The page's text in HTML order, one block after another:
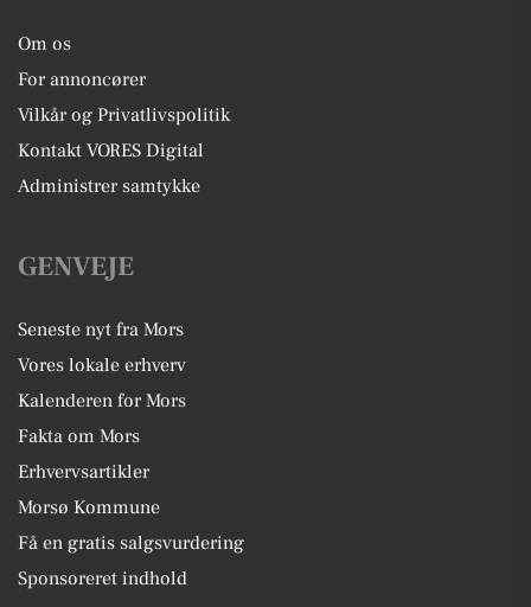
Om os
For annoncører
Vilkår og Privatlivspolitik
Kontakt VORES Digital
Administrer samtykke
GENVEJE
Seneste nyt fra Mors
Vores lokale erhverv
Kalenderen for Mors
Fakta om Mors
Erhvervsartikler
Morsø Kommune
Få en gratis salgsvurdering
Sponsoreret indhold